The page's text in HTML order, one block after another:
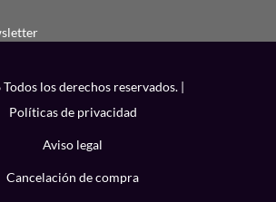
los derechos reservados. |
Políticas de privacidad
Aviso legal
Cancelación de compra